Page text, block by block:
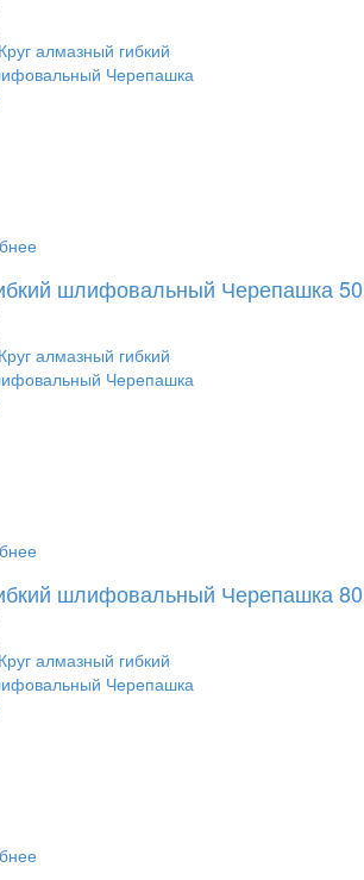
шлифовальный Черепашка 50
шлифовальный Черепашка 80